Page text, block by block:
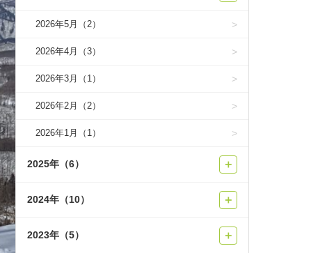
2026年5月（2）
2026年4月（3）
2026年3月（1）
2026年2月（2）
2026年1月（1）
2025年（6） ＋
2024年（10） ＋
2023年（5） ＋